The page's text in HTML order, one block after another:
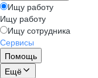
Ищу работу
Ищу работу
Ищу сотрудника
Сервисы
Помощь
Ещё